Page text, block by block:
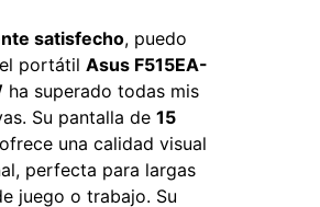
satisfecho, puedo
portátil Asus F515EA-
ha superado todas mis
Su pantalla de 15
ofrece una calidad visual
perfecta para largas
juego o trabajo. Su